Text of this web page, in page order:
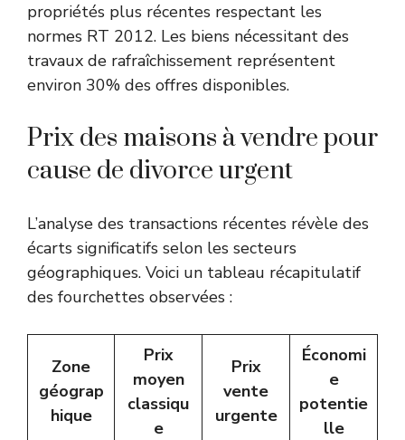
propriétés plus récentes respectant les
normes RT 2012. Les biens nécessitant des
travaux de rafraîchissement représentent
environ 30% des offres disponibles.
Prix des maisons à vendre pour
cause de divorce urgent
L’analyse des transactions récentes révèle des
écarts significatifs selon les secteurs
géographiques. Voici un tableau récapitulatif
des fourchettes observées :
Zone
géograp
hique
Prix
moyen
classiqu
e
Prix
vente
urgente
Économi
e
potentie
lle